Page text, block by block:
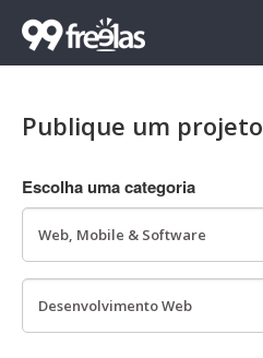
Publique um projeto
Escolha uma categoria